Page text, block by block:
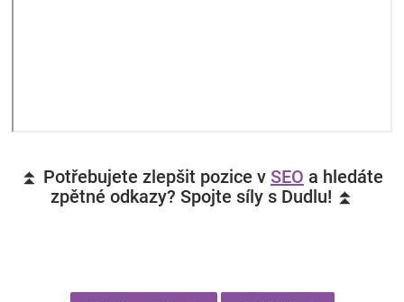
⏫ Potřebujete zlepšit pozice v SEO a hledáte
zpětné odkazy? Spojte síly s Dudlu! ⏫